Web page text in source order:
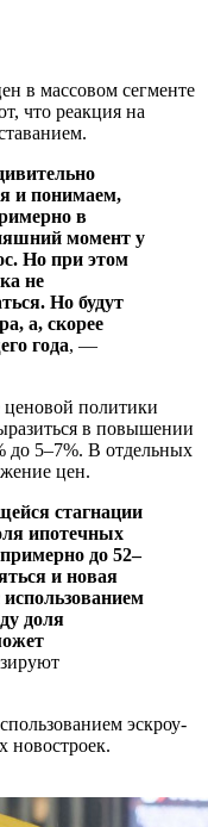
в массовом сегменте
что реакция на
и понимаем,
в
момент у
Но при этом
не
Но будут
а, скорее
года, —
политики
в повышении
до 5–7%. В отдельных
цен.
стагнации
ипотечных
до 52–
и новая
использованием
доля
эскроу-
новостроек.